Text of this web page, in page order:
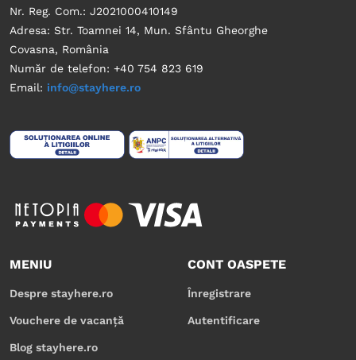
Nr. Reg. Com.: J2021000410149
Adresa: Str. Toamnei 14, Mun. Sfântu Gheorghe
Covasna, România
Număr de telefon: +40 754 823 619
Email: info@stayhere.ro
MENIU
Despre stayhere.ro
Vouchere de vacanță
Blog stayhere.ro
CONT OASPETE
Înregistrare
Autentificare